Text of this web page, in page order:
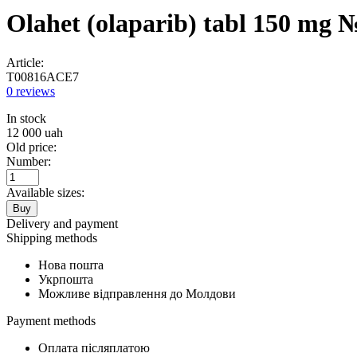
Olahet (olaparib) tabl 150 mg
Article:
T00816ACE7
0 reviews
In stock
12 000 uah
Old price:
Number:
Available sizes:
Buy
Delivery and payment
Shipping methods
Нова пошта
Укрпошта
Можливе відправлення до Молдови
Payment methods
Оплата післяплатою